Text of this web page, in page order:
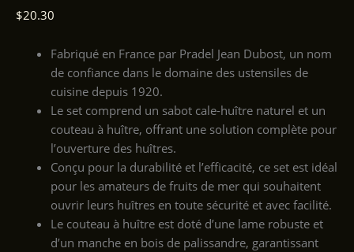
$20.30
Fabriqué en France par Pradel Jean Dubost, un nom
de confiance dans le domaine des ustensiles de
cuisine depuis 1920.
Le set comprend un sabot cale-huître naturel et un
couteau à huître, offrant une solution complète pour
l’ouverture des huîtres.
Conçu pour la durabilité et l’efficacité, ce set est idéal
pour les amateurs de fruits de mer qui souhaitent
ouvrir leurs huîtres en toute sécurité et avec facilité.
Le couteau à huître est doté d’une lame robuste et
d’un manche en bois de palissandre, garantissant